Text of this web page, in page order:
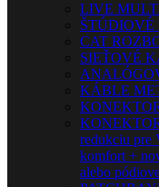
LIVE
CAT
SIEŤOVÉ
KÁBLE
redukciu pre
komfort +
alebo